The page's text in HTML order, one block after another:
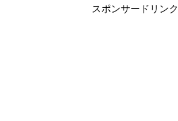
スポンサードリンク